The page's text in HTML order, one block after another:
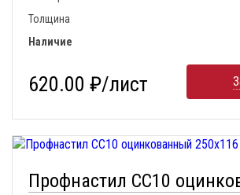
Толщина
Наличие
620.00 ₽/лист
Профнастил СС10